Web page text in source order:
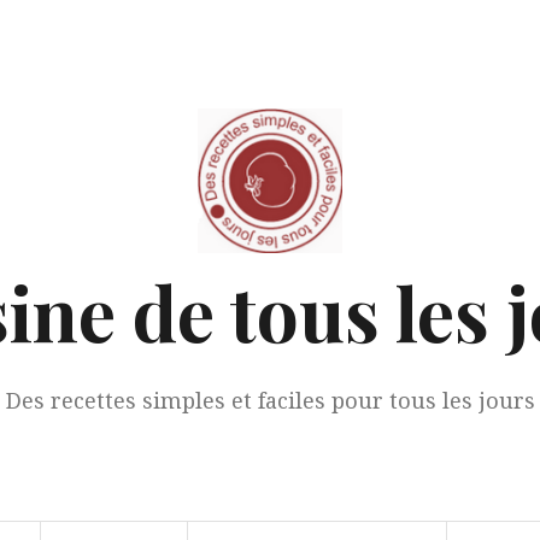
de tous les
Des recettes simples et faciles pour tous les jours